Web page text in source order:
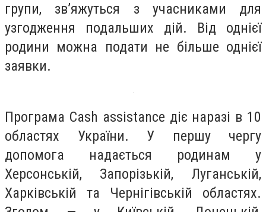
групи, зв’яжуться з учасниками для
узгодження подальших дій. Від однієї
родини можна подати не більше однієї
заявки.
Програма Cash assistance діє наразі в 10
областях України. У першу чергу
допомога надається родинам у
Херсонській, Запорізькій, Луганській,
Харківській та Чернігівській областях.